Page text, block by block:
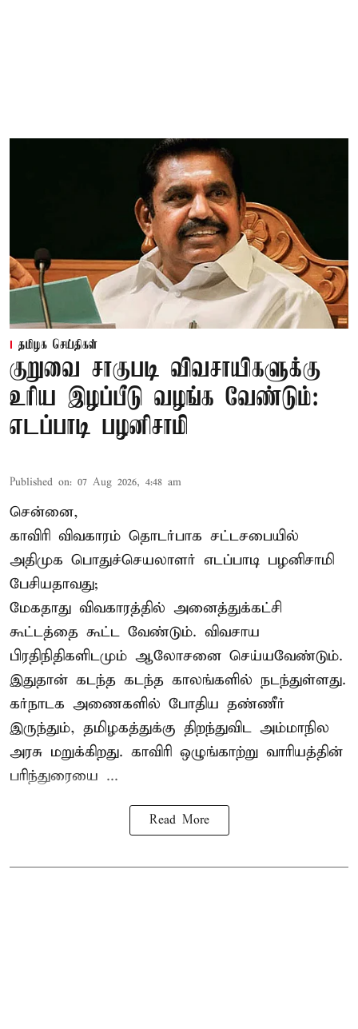
தமிழக செய்திகள்
குறுவை சாகுபடி விவசாயிகளுக்கு
உரிய இழப்பீடு வழங்க வேண்டும்:
எடப்பாடி பழனிசாமி
Published on: 07 Aug 2026, 4:48 am
சென்னை,
காவிரி விவகாரம் தொடர்பாக சட்டசபையில்
அதிமுக பொதுச்செயலாளர் எடப்பாடி பழனிசாமி
பேசியதாவது;
மேகதாது விவகாரத்தில் அனைத்துக்கட்சி
கூட்டத்தை கூட்ட வேண்டும். விவசாய
பிரதிநிதிகளிடமும் ஆலோசனை செய்யவேண்டும்.
இதுதான் கடந்த கடந்த காலங்களில் நடந்துள்ளது.
கர்நாடக அணைகளில் போதிய தண்ணீர்
இருந்தும், தமிழகத்துக்கு திறந்துவிட அம்மாநில
அரசு மறுக்கிறது. காவிரி ஒழுங்காற்று வாரியத்தின்
பரிந்துரையை ...
Read More